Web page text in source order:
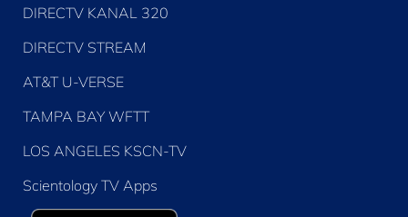
DIRECTV KANAL 320
DIRECTV STREAM
AT&T U-VERSE
TAMPA BAY WFTT
LOS ANGELES KSCN-TV
Scientology TV Apps